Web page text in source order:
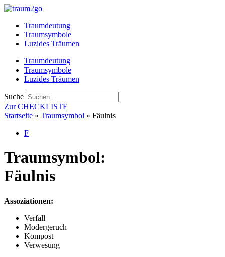
Zum
springenTraumdeutung
Traumsymbole
Luzides Träumen
Traumdeutung
Traumsymbole
Luzides Träumen
Suche
Zur CHECKLISTE
Startseite » Traumsymbol » Fäulnis
F
Traumsymbol:
Fäulnis
Assoziationen:
Verfall
Modergeruch
Kompost
Verwesung